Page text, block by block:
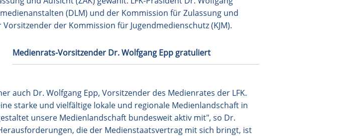
(DLM) und der Kommission für Zulassung und
der Kommission für Jugendmedienschutz (KJM).
Medienrats-Vorsitzender Dr. Wolfgang Epp gratuliert
auch Dr. Wolfgang Epp, Vorsitzender des Medienrates der LFK.
starke und vielfältige lokale und regionale Medienlandschaft in
unsere Medienlandschaft bundesweit aktiv mit", so Dr.
die der Medienstaatsvertrag mit sich bringt, ist